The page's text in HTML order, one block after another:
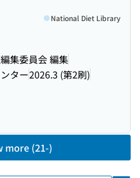
集委員会 編集
ター2026.3 (第2刷)
National Diet Library
more (21-)